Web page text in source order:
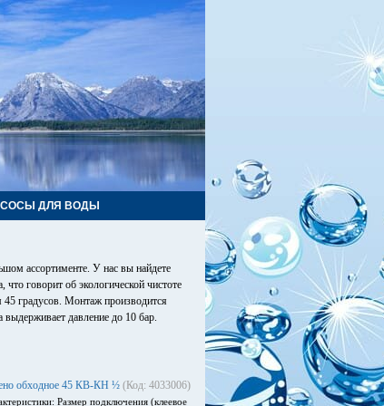
ДЛЯ ВОДЫ
ассортименте. У нас вы найдете
говорит об экологической чистоте
45 градусов. Монтаж производится
давление до 10 бар.
обходное 45 КВ-КН ½ (Код: 4033006)
Размер подключения (клеевое